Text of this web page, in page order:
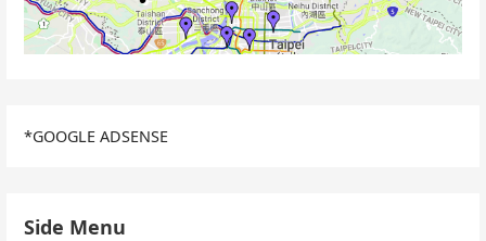
*GOOGLE ADSENSE
Side Menu